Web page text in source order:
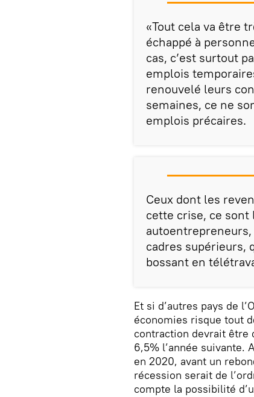
«Tout cela va être
échappé à
cas, c’est surtout
emplois
renouvelé leurs
semaines, ce ne
emplois précaires.
Ceux dont les
cette crise, ce
cadres supérieurs,
bossant en
Et si d’autres pays de
économies risque tout
contraction devrait être
6,5% l’année suivante.
en 2020, avant un
récession serait de
compte la possibilité